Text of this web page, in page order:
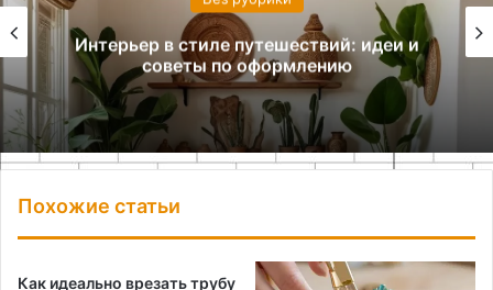
Интерьер в стиле путешествий: идеи и
советы по оформлению
Похожие статьи
Как идеально врезать трубу